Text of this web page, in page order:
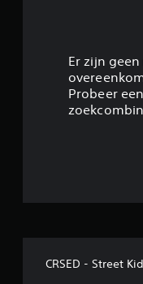
Er zijn
Probeer
CRSED - Street